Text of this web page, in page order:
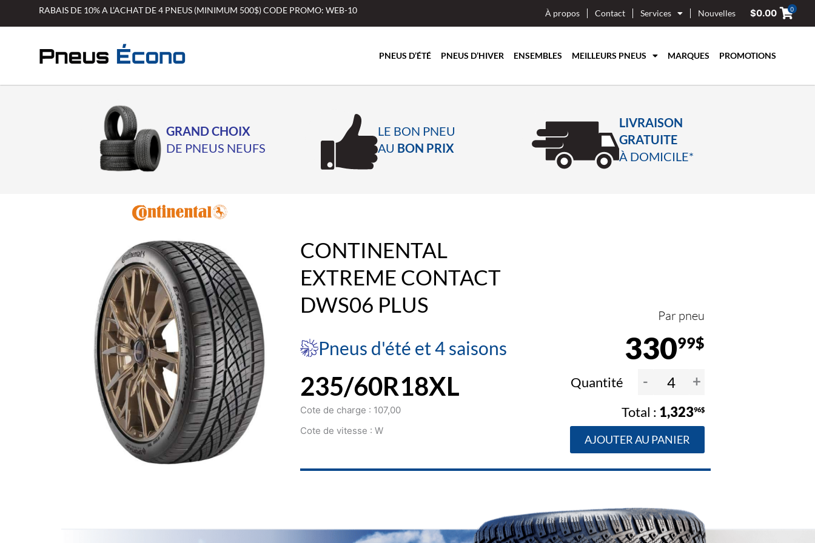
RABAIS DE 10% A L’ACHAT DE 4 PNEUS (MINIMUM 500$) CODE PROMO: WEB-10 À propos Contact Services Nouvelles $0.00 0
PNEUS D’ÉTÉ PNEUS D’HIVER ENSEMBLES MEILLEURS PNEUS MARQUES PROMOTIONS
GRAND CHOIX
DE PNEUS NEUFS
LE BON PNEU
AU BON PRIX
LIVRAISON
GRATUITE
À DOMICILE*
CONTINENTAL
EXTREME CONTACT
DWS06 PLUS
Pneus d'été et 4 saisons
Par pneu
33099$
235/60R18XL
Cote de charge : 107,00
Cote de vitesse : W
Quantité - +
1,32396$
AJOUTER AU PANIER